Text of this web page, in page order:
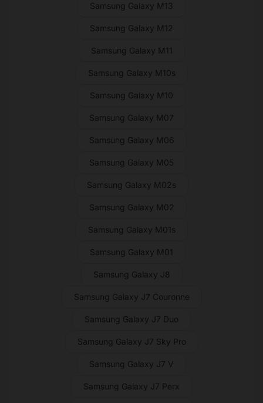
Samsung Galaxy M13
Samsung Galaxy M12
Samsung Galaxy M11
Samsung Galaxy M10s
Samsung Galaxy M10
Samsung Galaxy M07
Samsung Galaxy M06
Samsung Galaxy M05
Samsung Galaxy M02s
Samsung Galaxy M02
Samsung Galaxy M01s
Samsung Galaxy M01
Samsung Galaxy J8
Samsung Galaxy J7 Couronne
Samsung Galaxy J7 Duo
Samsung Galaxy J7 Sky Pro
Samsung Galaxy J7 V
Samsung Galaxy J7 Perx